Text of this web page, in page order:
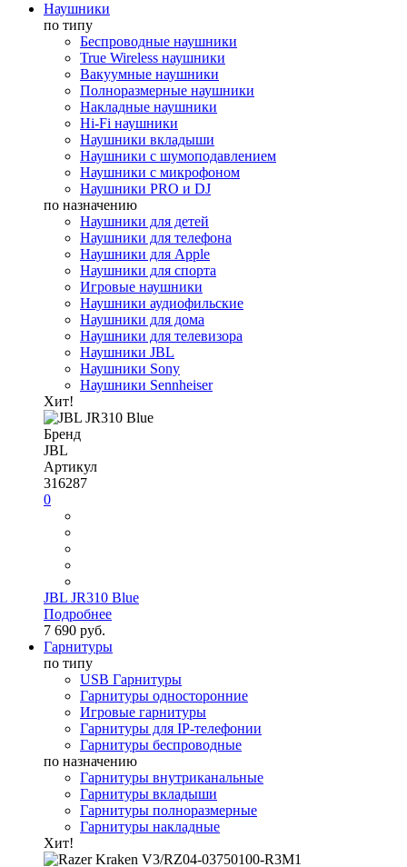
Наушники
по типу
Беспроводные наушники
True Wireless наушники
Вакуумные наушники
Полноразмерные наушники
Накладные наушники
Hi-Fi наушники
Наушники вкладыши
Наушники с шумоподавлением
Наушники с микрофоном
Наушники PRO и DJ
по назначению
Наушники для детей
Наушники для телефона
Наушники для Apple
Наушники для спорта
Игровые наушники
Наушники аудиофильские
Наушники для дома
Наушники для телевизора
Наушники JBL
Наушники Sony
Наушники Sennheiser
Хит!
Бренд
JBL
Артикул
316287
0
JBL JR310 Blue
Подробнее
7 690 руб.
Гарнитуры
по типу
USB Гарнитуры
Гарнитуры односторонние
Игровые гарнитуры
Гарнитуры для IP-телефонии
Гарнитуры беспроводные
по назначению
Гарнитуры внутриканальные
Гарнитуры вкладыши
Гарнитуры полноразмерные
Гарнитуры накладные
Хит!